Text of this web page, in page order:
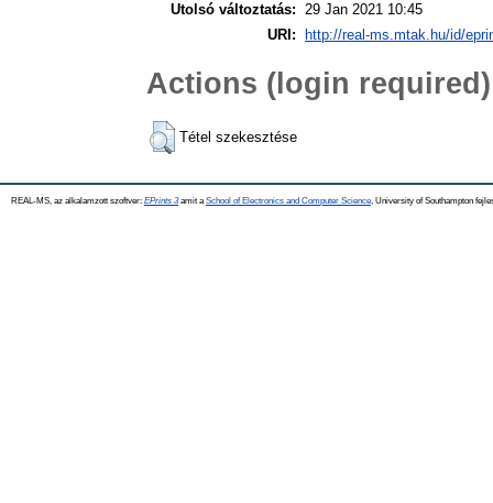
Utolsó változtatás: 29 Jan 2021 10:45
URI:
http://real-ms.mtak.hu/id/
Actions (login required)
Tétel szekesztése
REAL-MS, az alkalamzott szoftver: EPrints 3amit a School of Electronics and Computer Science , University of Southampton